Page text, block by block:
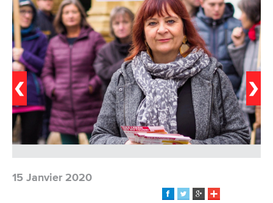
15 Janvier 2020